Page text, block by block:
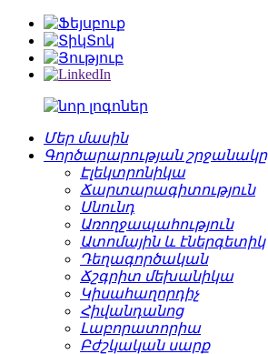
Մեր մասին
Գործարարության շրջանակը
Էլեկտրոնիկա
Ճարտարագիտություն
Սնունդ
Առողջապահություն
Ատոմային և էներգետիկ
Դեղագործական
Ճշգրիտ մեխանիկա
Կիսահաղորդիչ
Հիվանդանոց
Լաբորատորիա
Բժշկական սարք